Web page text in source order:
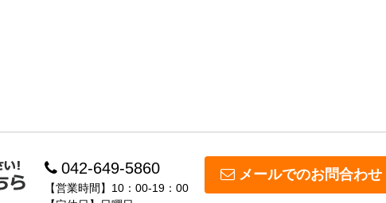
042-649-5860
【営業時間】10：00-19：00
メールでのお問合わせ